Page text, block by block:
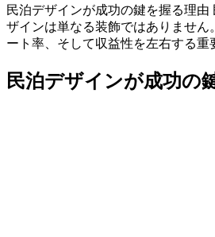
民泊デザインが成功の鍵を握る理由
ザインは単なる装飾ではありません
ート率、そして収益性を左右する重
民泊デザインが成功の